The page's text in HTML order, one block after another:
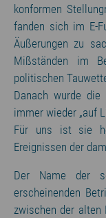
konformen
fanden sich im E-
Äußerungen zu
Mißständen im
politischen
Danach wurde
immer wieder „auf
Für uns ist sie
Ereignissen der
Der Name der
erscheinenden
zwischen der alten